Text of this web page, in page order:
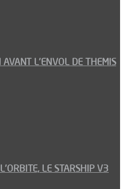
L’ENVOL DE THEMIS
LE STARSHIP V3